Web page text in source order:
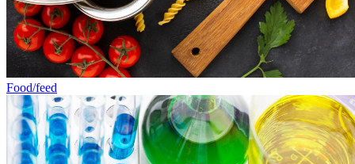
Food/feed